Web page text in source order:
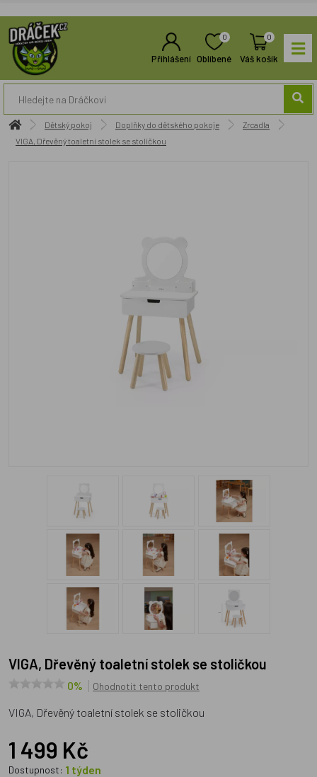
Přihlášení
0
Oblíbené
0
Váš košík
Dětský pokoj Doplňky do dětského pokoje
Zrcadla
VIGA, Dřevěný toaletní stolek se stoličkou
VIGA, Dřevěný toaletní stolek se stoličkou
0% Ohodnotit tento produkt
VIGA, Dřevěný toaletní stolek se stoličkou
1 499 Kč
Dostupnost: 1 týden